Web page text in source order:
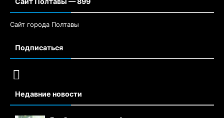
Сайт города Полтавы
Подписаться
Недавние новости